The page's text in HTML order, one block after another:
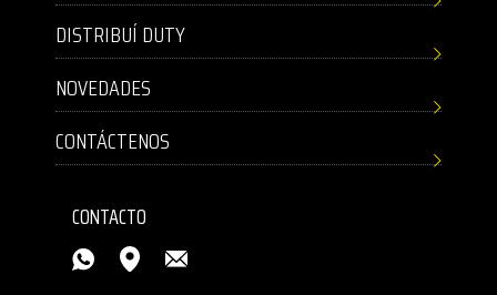
DISTRIBUÍ DUTY
NOVEDADES
CONTÁCTENOS
CONTACTO